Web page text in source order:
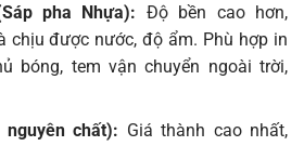
pha Nhựa): Độ bền cao hơn,
chịu được nước, độ ẩm. Phù hợp in
bóng, tem vận chuyển ngoài trời,
chất): Giá thành cao nhất,